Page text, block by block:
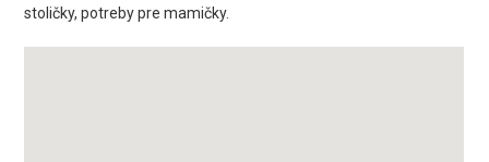
stoličky, potreby pre mamičky.